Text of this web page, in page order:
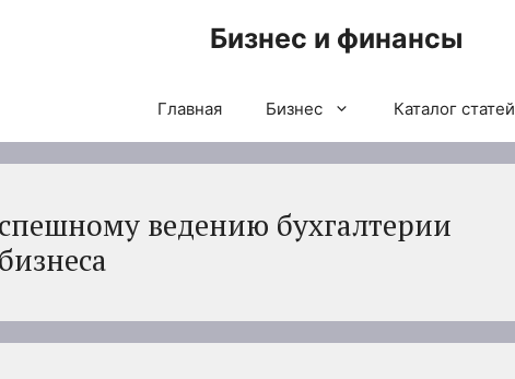
Бизнес и финансы
Главная Бизнес Каталог статей
ведению бухгалтерии